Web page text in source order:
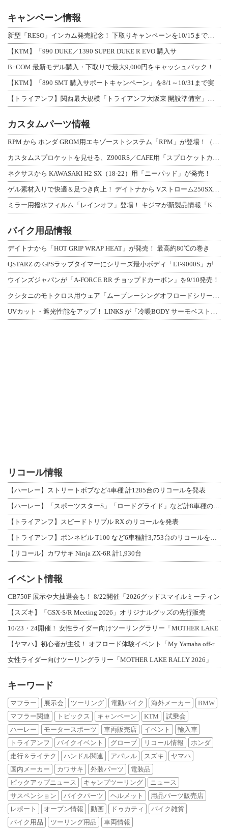
キャンペーン情報
【KTM】「990 DUKE／1390 SUPER DUKE R EVO 購入サ
【KTM】「890 SMT 購入サポートキャンペーン」を8/1～10/31まで実
カスタムパーツ情報
ネクサスから KAWASAKI H2 SX（18-22）用「ニーパッド」が発売！
バイク用品情報
デイトナから「HOT GRIP WRAP HEAT」が発売！ 最高約80℃の巻き
QSTARZ の GPSラップタイマーにシリーズ最小ボディ「LT-9000S」が
ウインズジャパンが「A-FORCE RR チョップドカーボン」を9/10発売！
リコール情報
【ハーレー】ストリートボブなど4車種 計1285台のリコールを発表
【トライアンフ】スピードトリプル RX のリコールを発表
【リコール】カワサキ Ninja ZX-6R 計1,930台
イベント情報
CB750F 展示や大抽選会も！ 8/22開催「2026グッドスマイルミーティン
【スズキ】「GSX-S/R Meeting 2026」オリジナルグッズの先行販売
10/23・24開催！ 女性ライダー向けツーリングラリー「MOTHER LAKE
【ヤマハ】初心者が主役！ オフロード体験イベント「My Yamaha off-r
女性ライダー向けツーリングラリー「MOTHER LAKE RALLY 2026」
キーワード
マフラー 展示会 ツーリング 電動バイク 海外メーカー
BMW
マフラー関連
トピックス キャンペーン KTM
試乗会
ハーレー
モータースポーツ 車両販売店 イベント
輸入車
トライアンフ
バイクイベント グローブ リコール情報
ホンダ
走行＆ライテク
ハンドル関連 アパレル スズキ
ヤマハ
国内メーカー
カワサキ 外装パーツ
電装品
ピックアップニュース
キャンプツーリング
ニュース
サスペンション
バイクパーツ ヘルメット
用品パーツ販売店
レポート
オープン情報 動画 ドゥカティ
バイク雑貨
バイク用品
ツーリング用品 車両情報